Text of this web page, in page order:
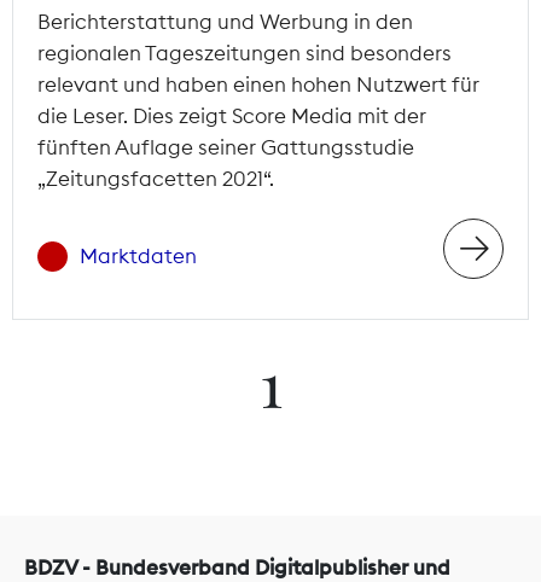
Berichterstattung und Werbung in den
regionalen Tageszeitungen sind besonders
relevant und haben einen hohen Nutzwert für
die Leser. Dies zeigt Score Media mit der
fünften Auflage seiner Gattungsstudie
„Zeitungsfacetten 2021“.
Marktdaten
1
BDZV - Bundesverband Digitalpublisher und